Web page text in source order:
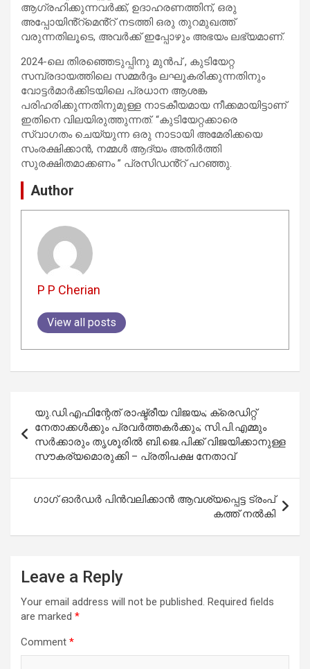
ആഗ്രഹിക്കുന്നവർക്ക്, ഉദാഹരണത്തിന്, ഒരു
അപ്പോയിൻ്റ്മെൻ്റ് നടത്തി ഒരു തുറമുഖത്ത്
വരുന്നതിലൂടെ, അവർക്ക് ഇപ്പോഴും അഭയം ലഭ്യമാണ്.
2024-ലെ തിരഞ്ഞെടുപ്പിനു മുൻപ് , കുടിയേറ്റ
സമ്പ്രദായത്തിലെ സമ്മർദ്ദം ലഘൂകരിക്കുന്നതിനും
വോട്ടർമാർക്കിടയിലെ പ്രധാന ആശങ്ക
പരിഹരിക്കുന്നതിനുമുള്ള നാടകീയമായ നീക്കമായിട്ടാണ്
ഇതിനെ വിലയിരുത്തുന്നത്. “കുടിയേറ്റക്കാരെ
സ്വാഗതം ചെയ്യുന്ന ഒരു നാടായി അമേരിക്കയെ
സംരക്ഷിക്കാൻ, നമ്മൾ ആദ്യം അതിർത്തി
സുരക്ഷിതമാക്കണം ” പ്രസിഡൻ്റ് പറഞ്ഞു.
Author
P P Cherian
View all posts
navigation
യു.ഡി.എഫിന്റേത് രാഷ്ട്രീയ വിജയം; ക്രെഡിറ്റ്
നേതാക്കള്‍ക്കും പ്രവര്‍ത്തകര്‍ക്കും; സി.പി.എമ്മും
സര്‍ക്കാരും തൃശൂരില്‍ ബി.ജെ.പിക്ക് വിജയിക്കാനുള്ള
സൗകര്യമൊരുക്കി – പ്രതിപക്ഷ നേതാവ്
ഗാഗ് ഓർഡർ പിൻവലിക്കാൻ ആവശ്യപ്പെട്ട ട്രംപ്
കത്ത് നൽകി
Leave a Reply
Your email address will not be published. Required fields
are marked *
Comment *